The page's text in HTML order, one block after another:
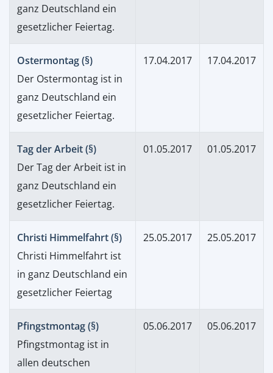
ganz Deutschland ein
gesetzlicher Feiertag.
Ostermontag (§)
Der Ostermontag ist in
ganz Deutschland ein
gesetzlicher Feiertag.
17.04.2017 17.04.2017
Tag der Arbeit (§)
Der Tag der Arbeit ist in
ganz Deutschland ein
gesetzlicher Feiertag.
01.05.2017 01.05.2017
Christi Himmelfahrt (§)
Christi Himmelfahrt ist
in ganz Deutschland ein
gesetzlicher Feiertag
25.05.2017 25.05.2017
Pfingstmontag (§)
Pfingstmontag ist in
allen deutschen
05.06.2017 05.06.2017